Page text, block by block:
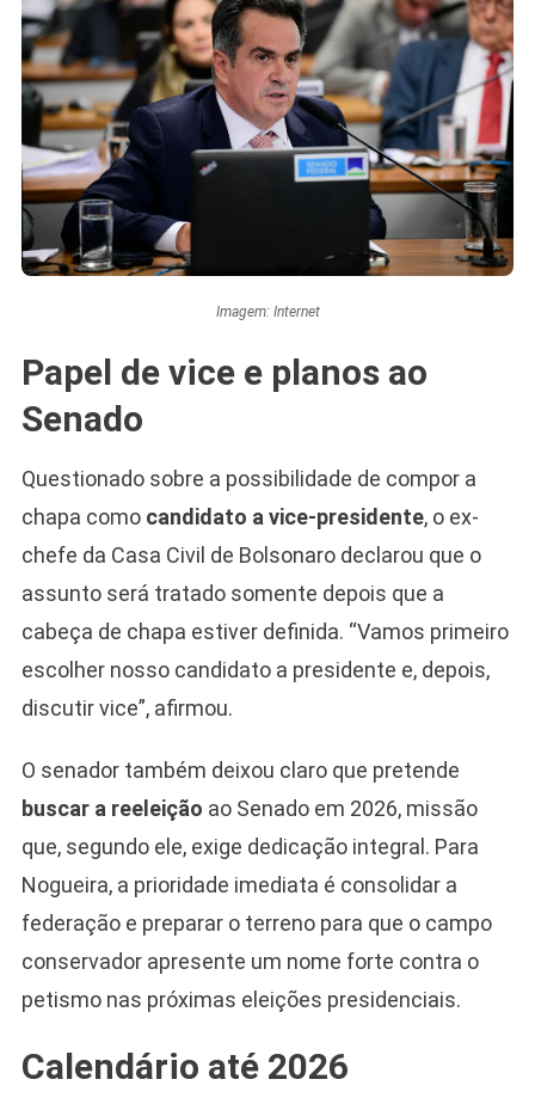
Imagem: Internet
Papel de vice e planos ao
Senado
Questionado sobre a possibilidade de compor a
chapa como candidato a vice-presidente, o ex-
chefe da Casa Civil de Bolsonaro declarou que o
assunto será tratado somente depois que a
cabeça de chapa estiver definida. “Vamos primeiro
escolher nosso candidato a presidente e, depois,
discutir vice”, afirmou.
O senador também deixou claro que pretende
buscar a reeleição ao Senado em 2026, missão
que, segundo ele, exige dedicação integral. Para
Nogueira, a prioridade imediata é consolidar a
federação e preparar o terreno para que o campo
conservador apresente um nome forte contra o
petismo nas próximas eleições presidenciais.
Calendário até 2026